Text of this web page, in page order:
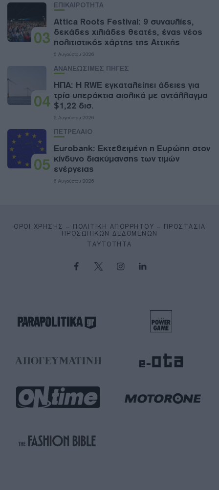
03
ΕΠΙΚΑΙΡΟΤΗΤΑ
Attica Roots Festival: 9 συναυλίες,
δεκάδες χιλιάδες θεατές, ένας νέος
πολιτιστικός χάρτης της Αττικής
6 Αυγούστου 2026
04
ΑΝΑΝΕΩΣΙΜΕΣ ΠΗΓΕΣ
ΗΠΑ: Η RWE εγκαταλείπει άδειες για
τρία υπεράκτια αιολικά με αντάλλαγμα
$1,22 δισ.
6 Αυγούστου 2026
05
ΠΕΤΡΕΛΑΙΟ
Eurobank: Εκτεθειμένη η Ευρώπη στον
κίνδυνο διακύμανσης των τιμών
ενέργειας
6 Αυγούστου 2026
ΌΡΟΙ ΧΡΉΣΗΣ – ΠΟΛΙΤΙΚΉ ΑΠΟΡΡΉΤΟΥ – ΠΡΟΣΤΑΣΊΑ
ΠΡΟΣΩΠΙΚΏΝ ΔΕΔΟΜΈΝΩΝ
ΤΑΥΤΌΤΗΤΑ